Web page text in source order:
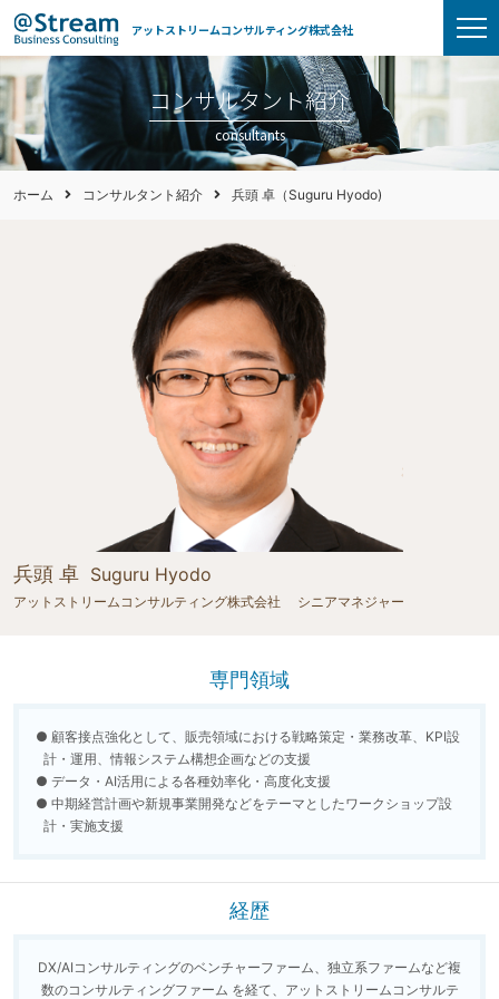
アットストリームコンサルティング株式会社
コンサルタント紹介
consultants
ホーム コンサルタント紹介 兵頭 卓（Suguru Hyodo)
兵頭 卓 Suguru Hyodo
アットストリームコンサルティング株式会社 シニアマネジャー
専門領域
● 顧客接点強化として、販売領域における戦略策定・業務改革、KPI設
計・運用、情報システム構想企画などの支援
● データ・AI活用による各種効率化・高度化支援
● 中期経営計画や新規事業開発などをテーマとしたワークショップ設
計・実施支援
経歴
DX/AIコンサルティングのベンチャーファーム、独立系ファームなど複
数のコンサルティングファーム を経て、 アットストリームコンサルテ